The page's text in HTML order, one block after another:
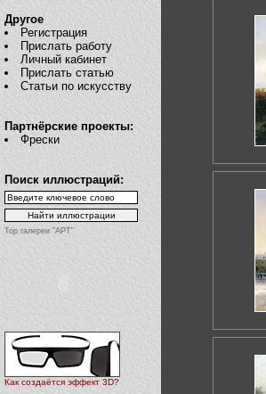
Другое
Регистрация
Прислать работу
Личный кабинет
Прислать статью
Статьи по искусству
Партнёрские проекты:
Фрески
Поиск иллюстраций:
Top галереи "АРТ"
Как создаётся эффект 3D?